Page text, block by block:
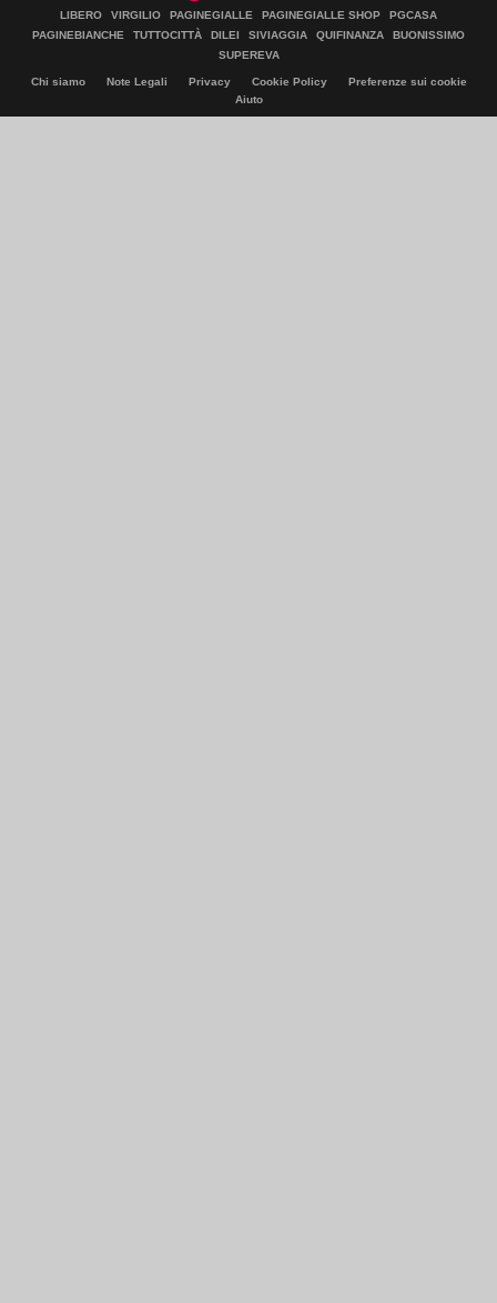
LIBERO VIRGILIO PAGINEGIALLE PAGINEGIALLE SHOP
PGCASA
PAGINEBIANCHE
TUTTOCITTÀ DILEI SIVIAGGIA QUIFINANZA
BUONISSIMO
SUPEREVA
Chi siamo Note Legali Privacy Cookie Policy
Preferenze sui cookie
Aiuto